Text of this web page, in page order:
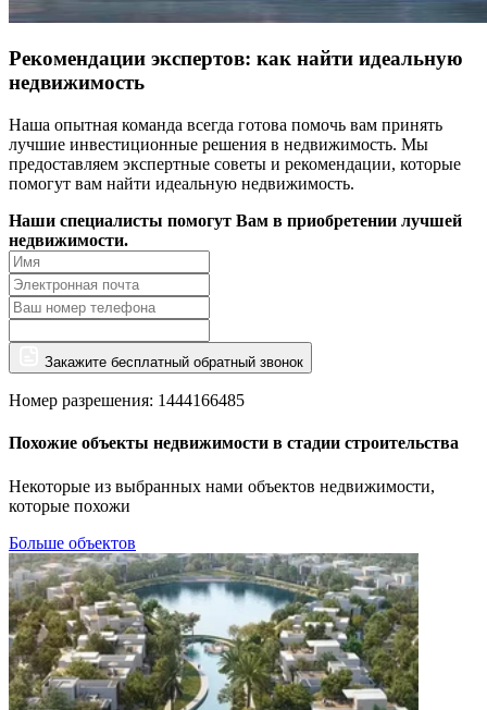
Рекомендации экспертов: как найти идеальную
недвижимость
Наша опытная команда всегда готова помочь вам принять
лучшие инвестиционные решения в недвижимость. Мы
предоставляем экспертные советы и рекомендации, которые
помогут вам найти идеальную недвижимость.
Наши специалисты помогут Вам в приобретении лучшей
недвижимости.
Закажите бесплатный обратный звонок
Номер разрешения: 1444166485
Похожие объекты недвижимости в стадии строительства
Некоторые из выбранных нами объектов недвижимости,
которые похожи
Больше объектов